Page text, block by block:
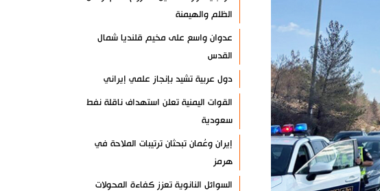
الظلم والهيمنة
عدوان واسع على مخيم قلنديا شمال
القدس
دول عربية تشيد بإنجاز علمي إيراني
القوات اليمنية تعلن استهداف ناقلة نفط
سعودية
إيران وعُمان تبحثان ترتيبات الملاحة في
هرمز
السوائل النانوية تعزز كفاءة المحولات